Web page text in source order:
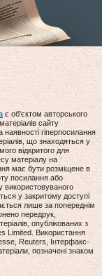
є об'єктом авторського
сайту
гіперпосилання
що знаходяться у
відкритого для
матеріалу на
має бути розміщене в
посилання або
у закритому доступі
лише за попереднім
передрук,
опублікованих з
Limited. Використання
Reuters, Інтерфакс-
позначені знаком